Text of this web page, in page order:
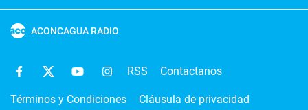
ACONCAGUA RADIO
RSS Contactanos
Términos y Condiciones Cláusula de privacidad